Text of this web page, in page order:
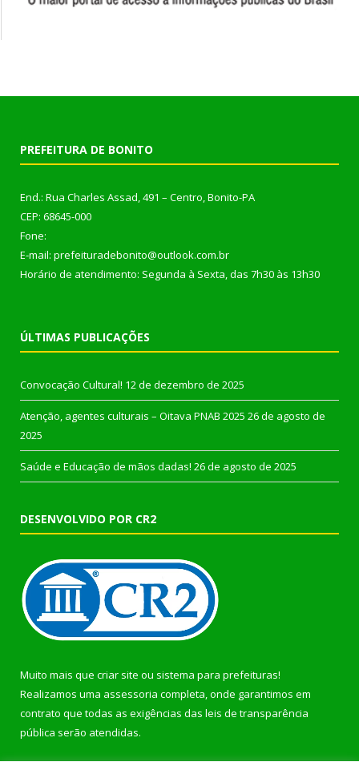
PREFEITURA DE BONITO
End.: Rua Charles Assad, 491 – Centro, Bonito-PA
CEP: 68645-000
Fone:
E-mail: prefeituradebonito@outlook.com.br
Horário de atendimento: Segunda à Sexta, das 7h30 às 13h30
ÚLTIMAS PUBLICAÇÕES
Convocação Cultural! 12 de dezembro de 2025
Atenção, agentes culturais – Oitava PNAB 2025 26 de agosto de
2025
Saúde e Educação de mãos dadas! 26 de agosto de 2025
DESENVOLVIDO POR CR2
Muito mais que criar site ou sistema para prefeituras!
Realizamos uma assessoria completa, onde garantimos em
contrato que todas as exigências das leis de transparência
pública serão atendidas.